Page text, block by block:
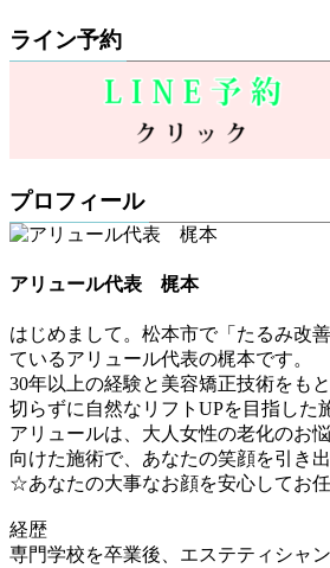
ライン予約
プロフィール
アリュール代表 梶本
はじめまして。松本市で「たるみ改
ているアリュール代表の梶本です。
30年以上の経験と美容矯正技術をも
切らずに自然なリフトUPを目指した
アリュールは、大人女性の老化のお
向けた施術で、あなたの笑顔を引き出
☆あなたの大事なお顔を安心してお任
経歴
専門学校を卒業後、エステティシャン